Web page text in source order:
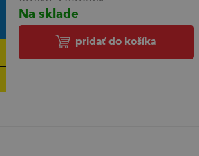
Na sklade
pridať do košíka